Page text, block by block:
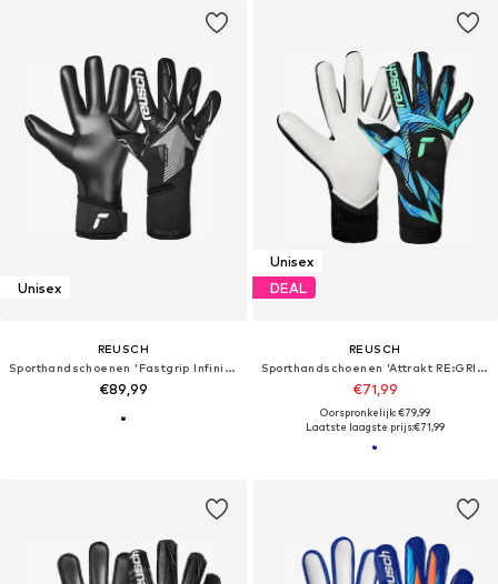
Unisex
REUSCH
Sporthandschoenen 'Fastgrip Infinity'
€89,99
Unisex
DEAL
REUSCH
Sporthandschoenen 'Attrakt RE:GRIP Strapless'
€71,99
Oorspronkelijk: €79,99
Laatste laagste prijs:€71,99